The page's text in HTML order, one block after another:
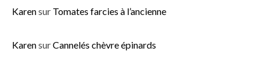
Karensur Tomates farcies à l’ancienne
KarensurCannelés chèvre épinards